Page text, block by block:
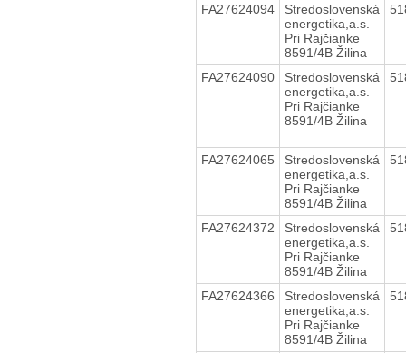
FA27624094
Stredoslovenská
energetika,a.s.
Pri Rajčianke
8591/4B Žilina
FA27624090
Stredoslovenská
energetika,a.s.
Pri Rajčianke
8591/4B Žilina
FA27624065
Stredoslovenská
energetika,a.s.
Pri Rajčianke
8591/4B Žilina
FA27624372
Stredoslovenská
energetika,a.s.
Pri Rajčianke
8591/4B Žilina
FA27624366
Stredoslovenská
energetika,a.s.
Pri Rajčianke
8591/4B Žilina